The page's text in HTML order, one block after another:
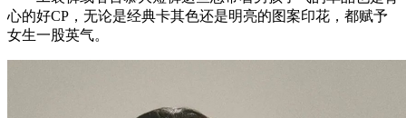
心的好CP，无论是经典卡其色还是明亮的图案印花，都赋予
女生一股英气。